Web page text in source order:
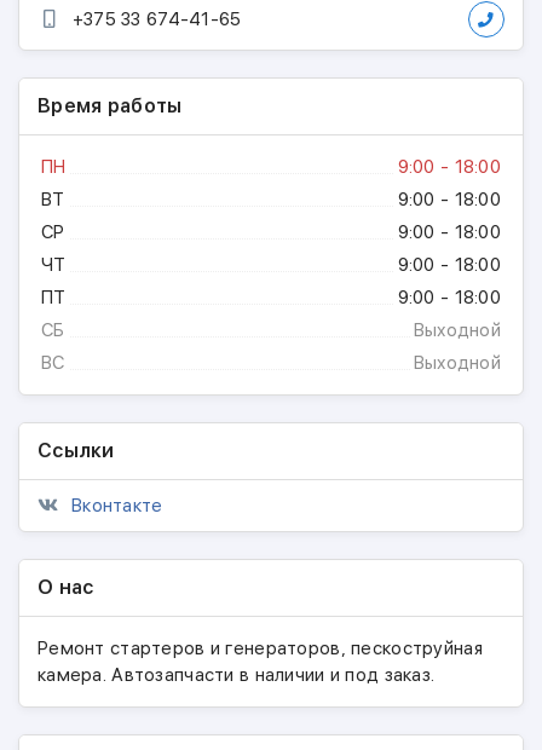
+375 33 674-41-65
Время работы
ПН
9:00 - 18:00
ВТ
9:00 - 18:00
СР
9:00 - 18:00
ЧТ
9:00 - 18:00
ПТ
9:00 - 18:00
СБ
Выходной
ВС
Выходной
Ссылки
Вконтакте
О нас
Ремонт стартеров и генераторов, пескоструйная
камера. Автозапчасти в наличии и под заказ.